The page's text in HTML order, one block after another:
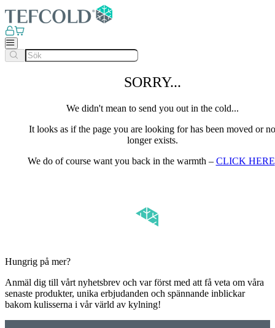
SORRY...
We didn't mean to send you out in the cold...
It looks as if the page you are looking for has been moved or no
longer exists.
We do of course want you back in the warmth – CLICK HERE
Hungrig på mer?
Anmäl dig till vårt nyhetsbrev och var först med att få veta om våra
senaste produkter, unika erbjudanden och spännande inblickar
bakom kulisserna i vår värld av kylning!